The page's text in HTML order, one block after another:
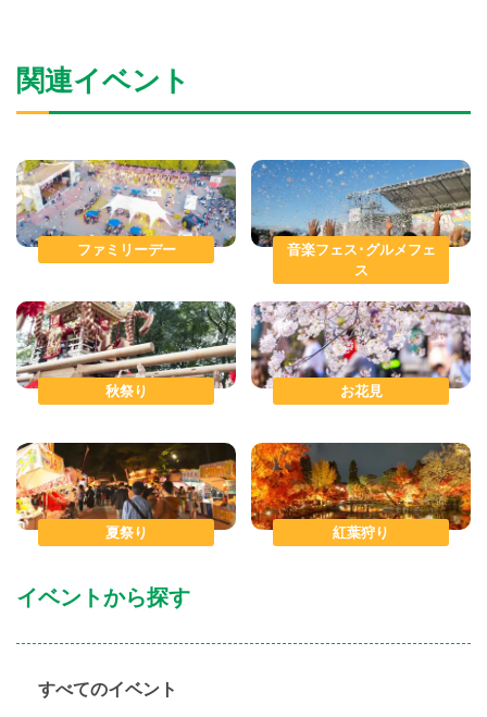
イベントから探す
すべてのイベント
関連イベント
ファミリーデー
音楽フェス･グルメフェ
ス
秋祭り お花見
夏祭り 紅葉狩り